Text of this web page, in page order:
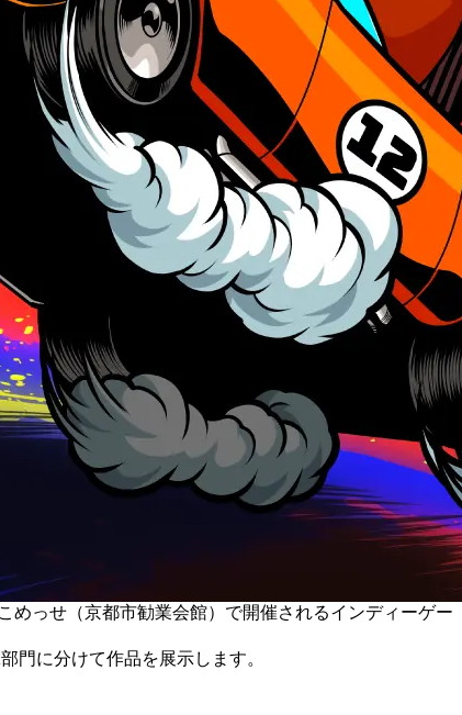
めっせ（京都市勧業会館）で開催されるインディーゲー
門に分けて作品を展示します。